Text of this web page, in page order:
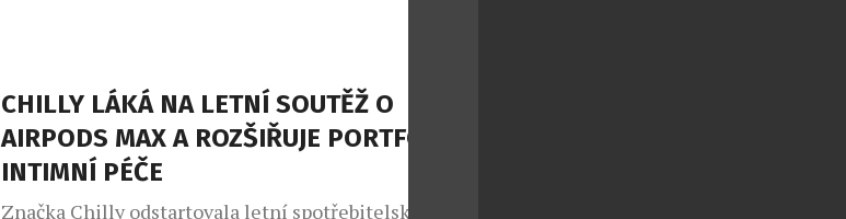
CHILLY LÁKÁ NA LETNÍ SOUTĚŽ O
AIRPODS MAX A ROZŠIŘUJE PORTFOLIO
INTIMNÍ PÉČE
Značka Chilly odstartovala letní spotřebitelskou